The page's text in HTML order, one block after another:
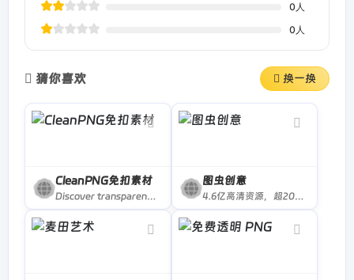
0 人
0 人
猜你喜欢 换一换
CleanPNG免扣素材
Discover transparent background images and illustrations. Best quality, free unlimited download.
图虫创意
4.6亿高清资源，超2000万条高清视频，涵盖图片、音视频及各类优质创意素材，一次购买永久使用，为百万设计、新媒体、广告等行业从业者提供安全的正版视觉解决方案。提供矢量素材、背景图片、平面设计素材、psd素材、视频素材、设计素材、PPT模板、插画绘画、网站设计素材、网页图标icon的下载服务